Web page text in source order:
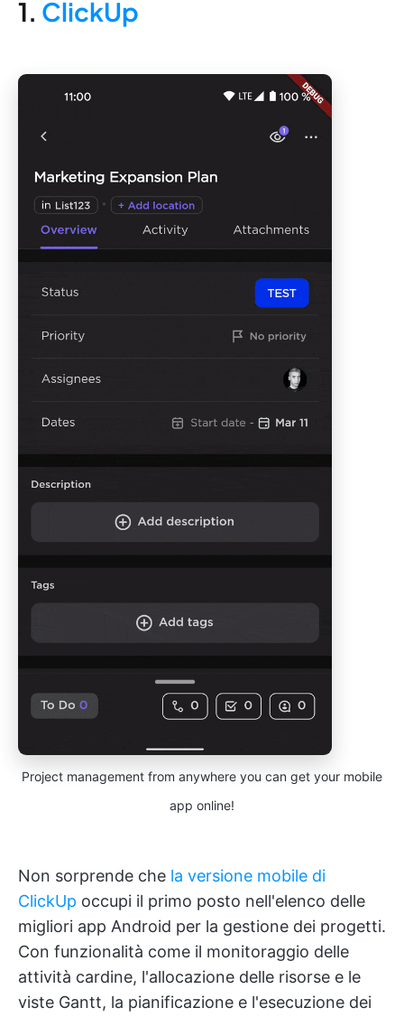
1. ClickUp
Project management from anywhere you can get your mobile
app online!
Non sorprende che la versione mobile di
ClickUp occupi il primo posto nell'elenco delle
migliori app Android per la gestione dei progetti.
Con funzionalità come il monitoraggio delle
attività cardine, l'allocazione delle risorse e le
viste Gantt, la pianificazione e l'esecuzione dei